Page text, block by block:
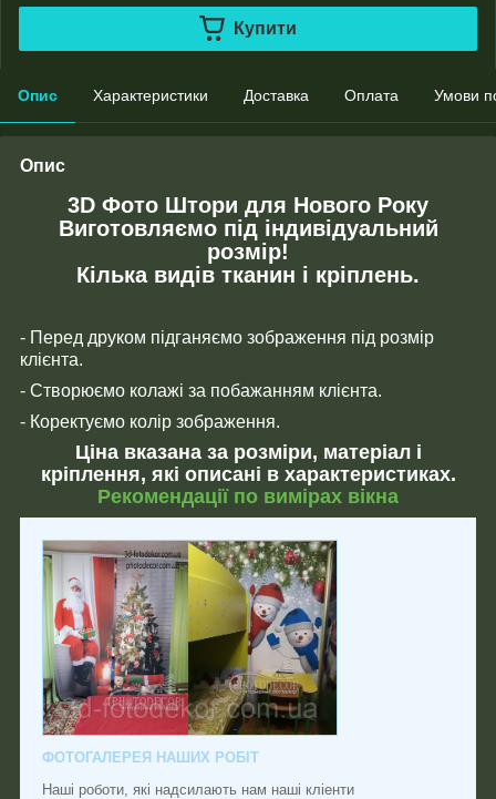
Купити
Опис Характеристики Доставка Оплата Умови
Опис
3D Фото Штори для Нового Року
Виготовляємо під індивідуальний
розмір!
Кілька видів тканин і кріплень.
- Перед друком підганяємо зображення під розмір
клієнта.
- Створюємо колажі за побажанням клієнта.
- Коректуємо колір зображення.
Ціна вказана за розміри, матеріал і
кріплення, які описані в характеристиках.
Рекомендації по вимірах вікна
ФОТОГАЛЕРЕЯ НАШИХ РОБІТ
Наші роботи, які надсилають нам наші кліенти